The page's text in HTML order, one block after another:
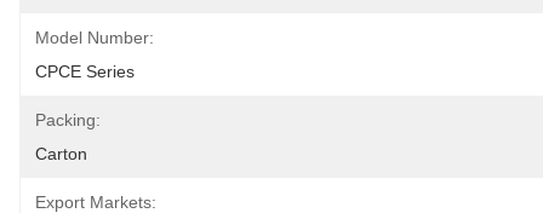
Model Number:
CPCE Series
Packing:
Carton
Export Markets: